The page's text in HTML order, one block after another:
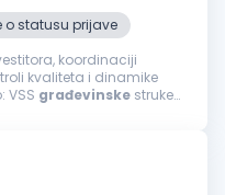
o statusu prijave
koordinaciji
kvaliteta i dinamike
. Od kandidata očekujemo: VSS građevinske struke